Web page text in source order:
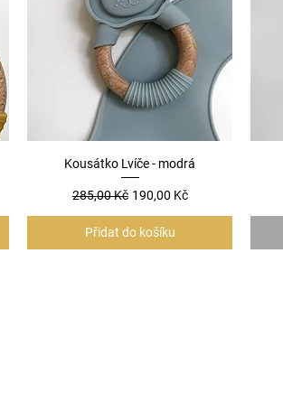
Rychlý náhled
Kousátko Lvíče - modrá
Běžná cena
285,00 Kč Zvýhodněná cena
190,00 Kč
Přidat do košíku